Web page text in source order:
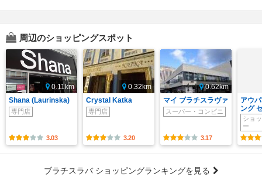
周辺のショッピングスポット
0.11km
Shana (Laurinska)
専門店
3.03
0.32km
Crystal Katka
専門店
3.20
0.62km
マイ ブラチスラヴァ
スーパー・コンビニ
3.17
アウ
ング
ショ
ー
ブラチスラバ ショッピングランキングを見る